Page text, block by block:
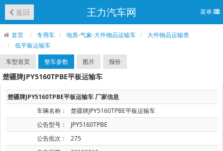
返回 王力汽车网 菜单
首页 专用车 地质-气象-大件物品运输车
大件物品运输类
低平板运输车
车型首页
整车参数 图片 报价
楚疆牌JPY5160TPBE平板运输车
楚疆牌JPY5160TPBE平板运输车 厂家信息
车辆名称：
楚疆牌JPY5160TPBE平板运输车
公告型号：
JPY5160TPBE
公告批次：
275